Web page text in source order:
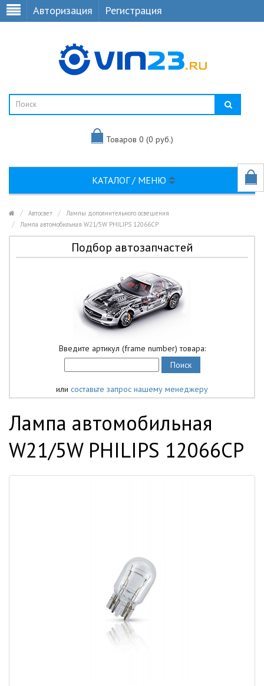
Авторизация Регистрация
Товаров 0 (0 руб.)
КАТАЛОГ / МЕНЮ
Автосвет
Лампы дополнительного освещения
Лампа автомобильная W21/5W PHILIPS 12066CP
Подбор автозапчастей
Введите артикул (frame number) товара:
или составьте запрос нашему менеджеру
Лампа автомобильная
W21/5W PHILIPS 12066CP